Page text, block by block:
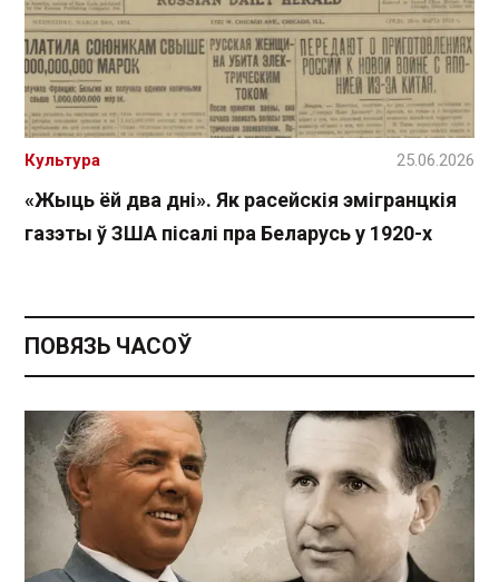
«Жыць ёй два дні». Як расейскія эмігранцкія
газэты ў ЗША пісалі пра Беларусь у 1920-х
Культура 25.06.2026
ПОВЯЗЬ ЧАСОЎ